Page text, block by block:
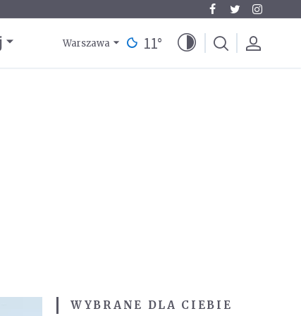
Warszawa 11°
WYBRANE DLA CIEBIE